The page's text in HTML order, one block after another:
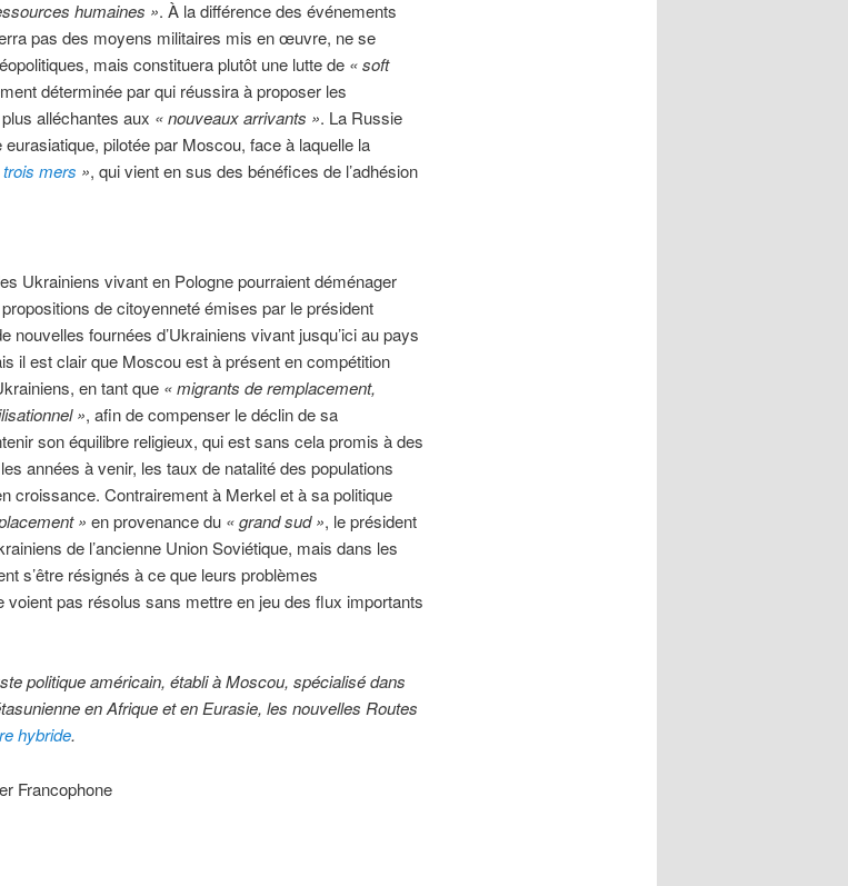
humaines ». À la différence des événements
pas des moyens militaires mis en œuvre, ne se
mais constituera plutôt une lutte de «soft
déterminée par qui réussira à proposer les
alléchantes aux «nouveaux arrivants ». La Russie
pilotée par Moscou, face à laquelle la
mers », qui vient en sus des bénéfices de l’adhésion
Ukrainiens vivant en Pologne pourraient déménager
de citoyenneté émises par le président
nouvelles fournées d’Ukrainiens vivant jusqu’ici au pays
il est clair que Moscou est à présent en compétition
en tant que «migrants de remplacement,
», afin de compenser le déclin de sa
son équilibre religieux, qui est sans cela promis à des
années à venir, les taux de natalité des populations
croissance. Contrairement à Merkel et à sa politique
» en provenance du «grand sud », le président
de l’ancienne Union Soviétique, mais dans les
s’être résignés à ce que leurs problèmes
voient pas résolus sans mettre en jeu des flux importants
politique américain, établi à Moscou, spécialisé dans
en Afrique et en Eurasie, les nouvelles Routes
hybride.
Francophone